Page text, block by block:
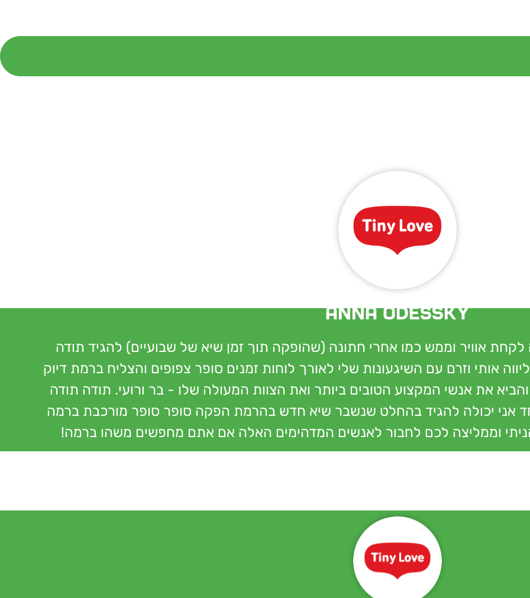
Anna Odessky
אוויר וממש כמו אחרי חתונה (שהופקה תוך זמן שיא של שבועיים) להגיד תודה
אותי וזרם עם השיגעונות שלי לאורך לוחות זמנים סופר צפופים והצליח ברמת דיוק
את אנשי המקצוע הטובים ביותר ואת הצוות המעולה שלו - בר ורועי. תודה תודה
ביחד אני יכולה להגיד בהחלט שנשבר שיא חדש בהרמת הפקה סופר סופר מורכבת ברמה
וממליצה לכם לחבור לאנשים המדהימים האלה אם אתם מחפשים משהו ברמה!